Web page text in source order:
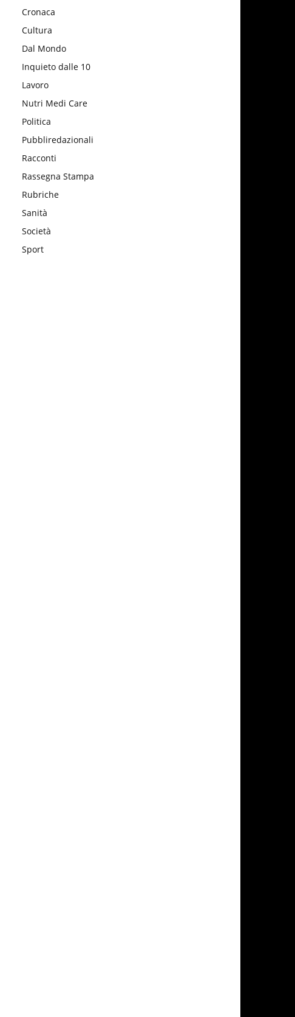
Cronaca
Cultura
Dal Mondo
Inquieto dalle 10
Lavoro
Nutri Medi Care
Politica
Pubbliredazionali
Racconti
Rassegna Stampa
Rubriche
Sanità
Società
Sport